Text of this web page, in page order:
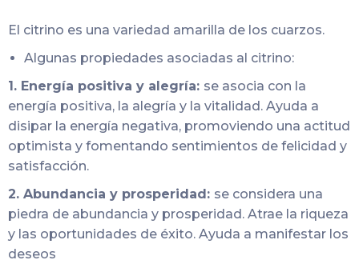
El citrino es una variedad amarilla de los cuarzos.
Algunas propiedades asociadas al citrino:
1. Energía positiva y alegría: se asocia con la
energía positiva, la alegría y la vitalidad. Ayuda a
disipar la energía negativa, promoviendo una actitud
optimista y fomentando sentimientos de felicidad y
satisfacción.
2. Abundancia y prosperidad: se considera una
piedra de abundancia y prosperidad. Atrae la riqueza
y las oportunidades de éxito. Ayuda a manifestar los
deseos